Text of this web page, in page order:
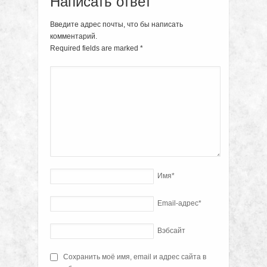
Введите адрес почты, что бы написать
комментарий.
Required fields are marked *
Имя*
Email-адрес*
Вэбсайт
Сохранить моё имя, email и адрес сайта в